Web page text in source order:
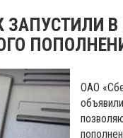
ЗАПУСТИЛИ
ОАО